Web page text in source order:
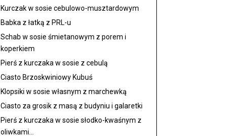
Kurczak w sosie cebulowo-musztardowym
Babka z łatką z PRL-u
Schab w sosie śmietanowym z porem i
koperkiem
Pierś z kurczaka w sosie z cebulą
Ciasto Brzoskwiniowy Kubuś
Klopsiki w sosie własnym z marchewką
Ciasto za grosik z masą z budyniu i galaretki
Pierś z kurczaka w sosie słodko-kwaśnym z
oliwkami...